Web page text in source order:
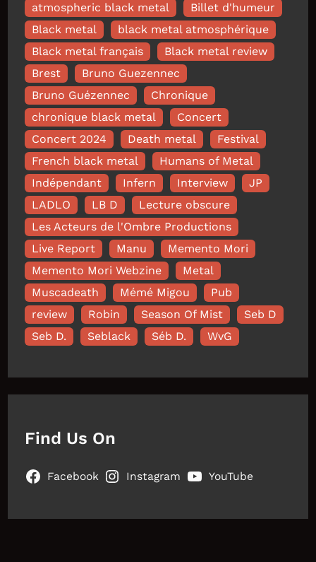
atmospheric black metal
Billet d'humeur
Black metal
black metal atmosphérique
Black metal français
Black metal review
Brest
Bruno Guezennec
Bruno Guézennec
Chronique
chronique black metal
Concert
Concert 2024
Death metal
Festival
French black metal
Humans of Metal
Indépendant
Infern Interview
JP
LADLO
LB D
Lecture obscure
Les Acteurs de l'Ombre Productions
Live Report
Manu
Memento Mori
Memento Mori Webzine
Metal
Muscadeath
Mémé Migou
Pub
review
Robin Season Of Mist
Seb D
Seb D.
Seblack Séb D. WvG
Find Us On
Facebook Instagram YouTube